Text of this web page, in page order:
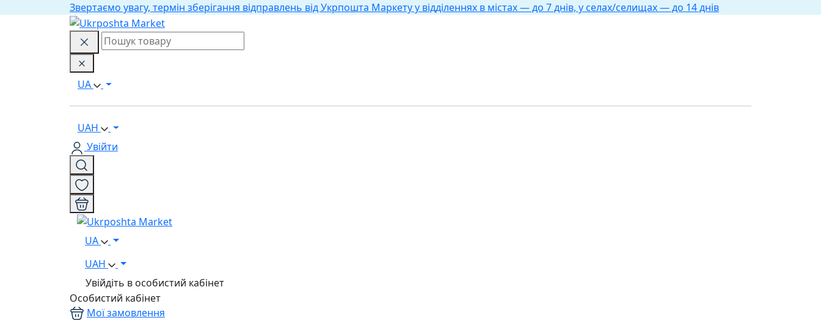
Звертаємо увагу, термін зберігання відправлень від Укрпошта Маркету у відділеннях в містах — до 7 днів, у селах/селищах — до 14 днів
UA
UAH
Увійти
UA
UAH
Увійдіть в особистий кабінет
Особистий кабінет
Мої замовлення